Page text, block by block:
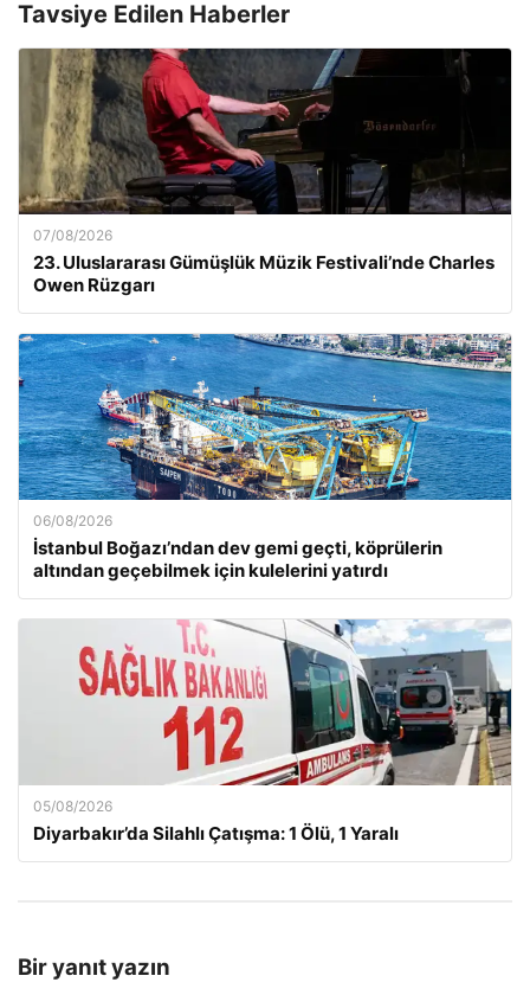
Tavsiye Edilen Haberler
07/08/2026
23. Uluslararası Gümüşlük Müzik Festivali’nde Charles
Owen Rüzgarı
06/08/2026
İstanbul Boğazı’ndan dev gemi geçti, köprülerin
altından geçebilmek için kulelerini yatırdı
05/08/2026
Diyarbakır’da Silahlı Çatışma: 1 Ölü, 1 Yaralı
Bir yanıt yazın